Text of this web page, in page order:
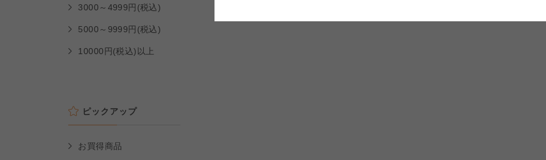
3000～4999円(税込)
5000～9999円(税込)
10000円(税込)以上
ピックアップ
お買得商品
よどがわ市民生協 大阪いずみ市民生協 わかやま市民生協
よどがわ市民生協
よどがわ市民生協